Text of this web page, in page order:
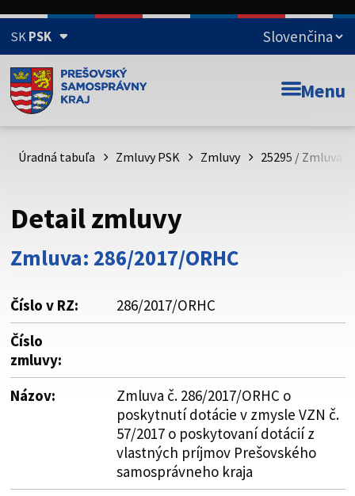
SKPSK
Doména psk.sk je oficiálna
Toto je oficiálna webová stránka Prešovského
psk.sk.
Buďte pozorní a vždy sa uistite, že zdieľate informácie iba
cez zabezpečenú webovú stránku. Zabezpečená stránka
vždy začína https:// pred názvom domény webového sídla.
Menu
Úradná tabuľa Zmluvy PSK Zmluvy 25295 / Zmluva
Detail zmluvy
Zmluva: 286/2017/ORHC
Číslo v RZ:
286/2017/ORHC
Číslo
zmluvy:
Názov:
Zmluva č. 286/2017/ORHC o
poskytnutí dotácie v zmysle VZN č.
57/2017 o poskytovaní dotácií z
vlastných príjmov Prešovského
samosprávneho kraja